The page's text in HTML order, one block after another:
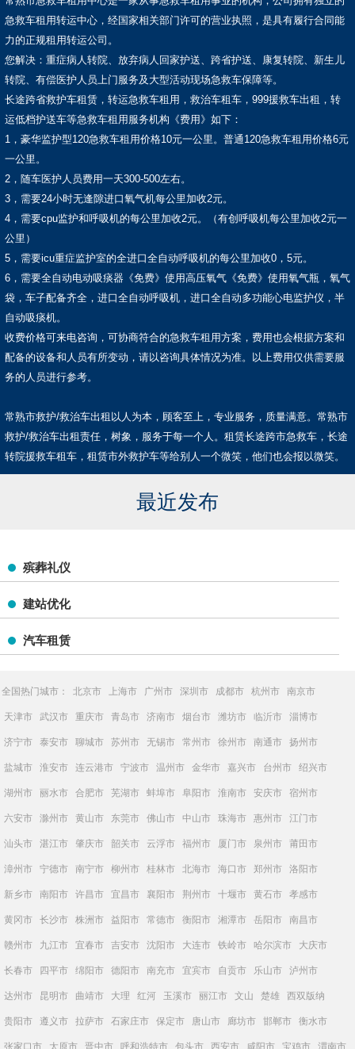
急救车租用转运中心，经国家相关部门许可的营业执照，是具有履行合同能
力的正规租用转运公司。
您解决：重症病人转院、放弃病人回家护送、跨省护送、康复转院、新生儿
转院、有偿医护人员上门服务及大型活动现场急救车保障等。
长途跨省救护车租赁，转运急救车租用，救治车租车，999援救车出租，转
运低档护送车等急救车租用服务机构《费用》如下：
1，豪华监护型120急救车租用价格10元一公里。普通120急救车租用价格6元
一公里。
2，随车医护人员费用一天300-500左右。
3，需要24小时无逢隙进口氧气机每公里加收2元。
4，需要cpu监护和呼吸机的每公里加收2元。（有创呼吸机每公里加收2元一
公里）
5，需要icu重症监护室的全进口全自动呼吸机的每公里加收0，5元。
6，需要全自动电动吸痰器《免费》使用高压氧气《免费》使用氧气瓶，氧气
袋，车子配备齐全，进口全自动呼吸机，进口全自动多功能心电监护仪，半
自动吸痰机。
收费价格可来电咨询，可协商符合的急救车租用方案，费用也会根据方案和
配备的设备和人员有所变动，请以咨询具体情况为准。以上费用仅供需要服
务的人员进行参考。
常熟市救护/救治车出租以人为本，顾客至上，专业服务，质量满意。常熟市
救护/救治车出租责任，树象，服务于每一个人。租赁长途跨市急救车，长途
转院援救车租车，租赁市外救护车等给别人一个微笑，他们也会报以微笑。
最近发布
殡葬礼仪
建站优化
汽车租赁
全国热门城市： 北京市 上海市 广州市 深圳市 成都市 杭州市 南京市
天津市 武汉市 重庆市 青岛市 济南市 烟台市 潍坊市 临沂市 淄博市
济宁市 泰安市 聊城市 苏州市 无锡市 常州市 徐州市 南通市 扬州市
盐城市 淮安市 连云港市 宁波市 温州市 金华市 嘉兴市 台州市 绍兴市
湖州市 丽水市 合肥市 芜湖市 蚌埠市 阜阳市 淮南市 安庆市 宿州市
六安市 滁州市 黄山市 东莞市 佛山市 中山市 珠海市 惠州市 江门市
汕头市 湛江市 肇庆市 韶关市 云浮市 福州市 厦门市 泉州市 莆田市
漳州市 宁德市 南宁市 柳州市 桂林市 北海市 海口市 郑州市 洛阳市
新乡市 南阳市 许昌市 宜昌市 襄阳市 荆州市 十堰市 黄石市 孝感市
黄冈市 长沙市 株洲市 益阳市 常德市 衡阳市 湘潭市 岳阳市 南昌市
赣州市 九江市 宜春市 吉安市 沈阳市 大连市 铁岭市 哈尔滨市 大庆市
长春市 四平市 绵阳市 德阳市 南充市 宜宾市 自贡市 乐山市 泸州市
达州市 昆明市 曲靖市 大理 红河 玉溪市 丽江市 文山 楚雄 西双版纳
贵阳市 遵义市 拉萨市 石家庄市 保定市 唐山市 廊坊市 邯郸市 衡水市
张家口市 太原市 晋中市 呼和浩特市 包头市 西安市 咸阳市 宝鸡市 渭南市